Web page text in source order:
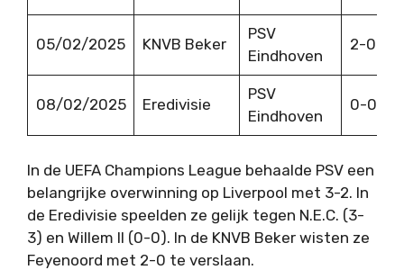
05/02/2025 KNVB Beker
PSV
Eindhoven
2-0
08/02/2025 Eredivisie
PSV
Eindhoven
0-0
In de UEFA Champions League behaalde PSV een
belangrijke overwinning op Liverpool met 3-2. In
de Eredivisie speelden ze gelijk tegen N.E.C. (3-
3) en Willem II (0-0). In de KNVB Beker wisten ze
Feyenoord met 2-0 te verslaan.